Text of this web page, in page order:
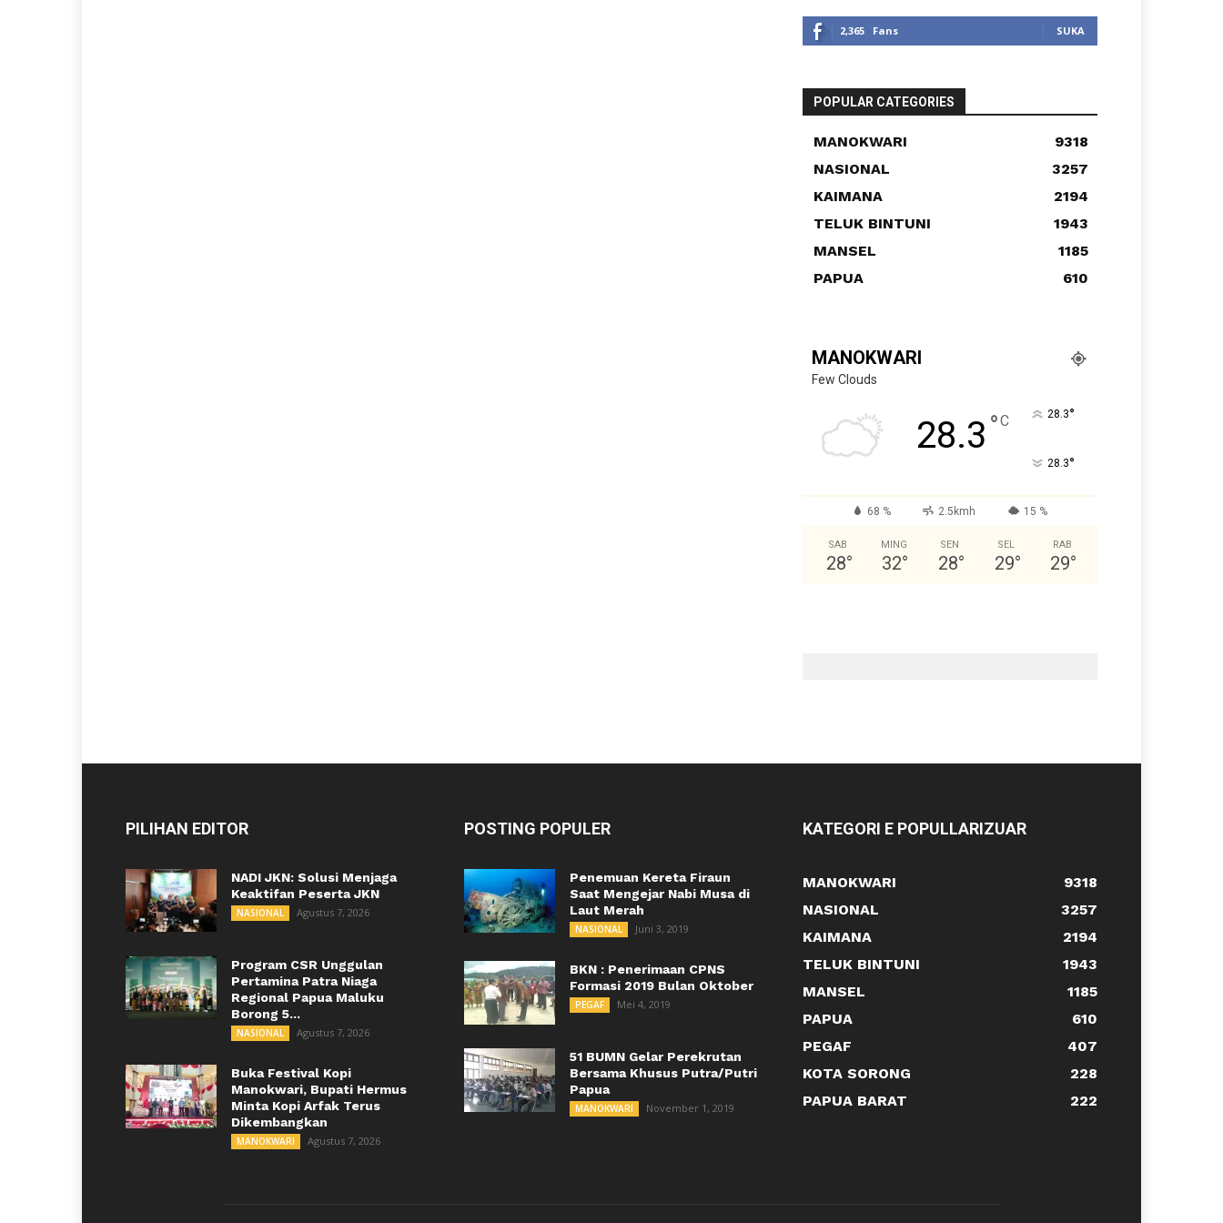
2,365 Fans SUKA
POPULAR CATEGORIES
MANOKWARI
9318
NASIONAL
3257
KAIMANA
2194
TELUK BINTUNI
1943
MANSEL
1185
PAPUA
610
MANOKWARI
Few Clouds
28.3 °C 28.3°
28.3°
68 % 2.5kmh 15 %
SAB
28°
MING
32°
SEN
28°
SEL
29°
RAB
29°
PILIHAN EDITOR
NADI JKN: Solusi Menjaga
Keaktifan Peserta JKN
NASIONAL Agustus 7, 2026
Program CSR Unggulan
Pertamina Patra Niaga
Regional Papua Maluku
Borong 5...
NASIONAL Agustus 7, 2026
Buka Festival Kopi
Manokwari, Bupati Hermus
Minta Kopi Arfak Terus
Dikembangkan
MANOKWARI Agustus 7, 2026
POSTING POPULER
Penemuan Kereta Firaun
Saat Mengejar Nabi Musa di
Laut Merah
NASIONAL Juni 3, 2019
BKN : Penerimaan CPNS
Formasi 2019 Bulan Oktober
PEGAF Mei 4, 2019
51 BUMN Gelar Perekrutan
Bersama Khusus Putra/Putri
Papua
MANOKWARI November 1, 2019
KATEGORI E POPULLARIZUAR
MANOKWARI
9318
NASIONAL
3257
KAIMANA
2194
TELUK BINTUNI
1943
MANSEL
1185
PAPUA
610
PEGAF
407
KOTA SORONG
228
PAPUA BARAT
222